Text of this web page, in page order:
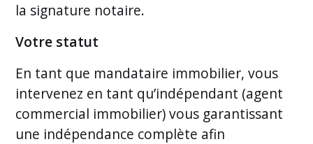
la signature notaire.
Votre statut
En tant que mandataire immobilier, vous
intervenez en tant qu’indépendant (agent
commercial immobilier) vous garantissant
une indépendance complète afin